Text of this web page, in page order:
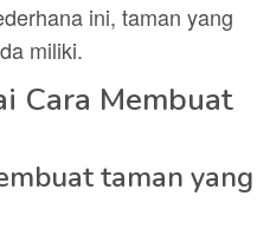
ini, taman yang
miliki.
Cara Membuat
taman yang